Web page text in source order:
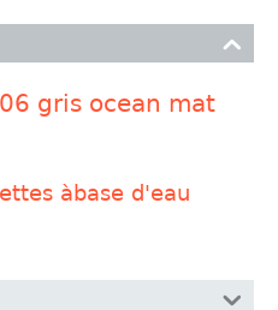
gris ocean mat
àbase d'eau